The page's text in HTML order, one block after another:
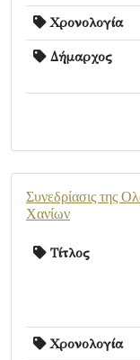
Χρονολογία
Δήμαρχος
Συνεδρίασις της
Χανίων
Τίτλος
Χρονολογία